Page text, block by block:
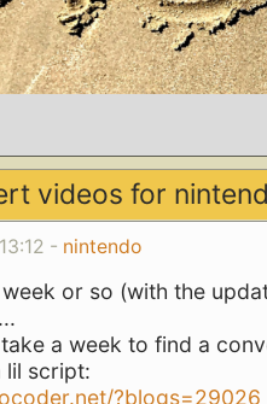
videos for
- nintendo
or so (with the
a week to find a
lil script:
?blogs=29026